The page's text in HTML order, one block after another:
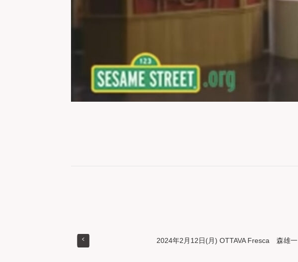
2024年2月12日(月) OTTAVA Fresca 森雄一